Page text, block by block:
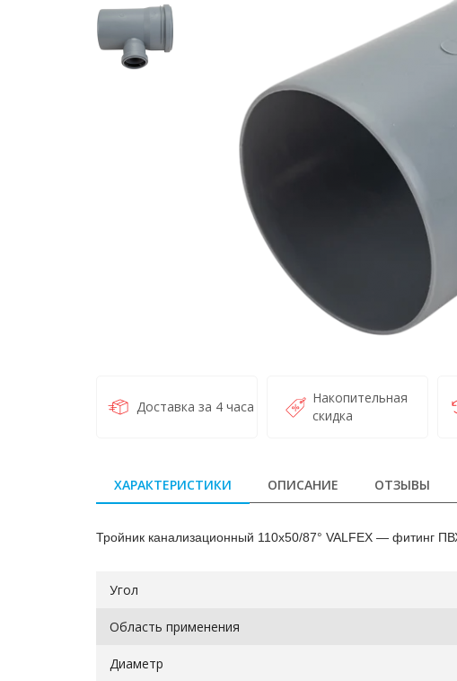
Доставка за 4 часа
Накопительная
скидка
ХАРАКТЕРИСТИКИ ОПИСАНИЕ ОТЗЫВЫ
Тройник канализационный 110х50/87° VALFEX — фитинг
Угол
Область применения
Диаметр